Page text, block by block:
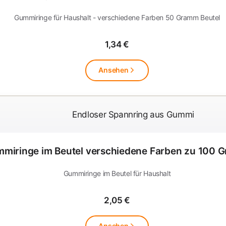
Gummiringe für Haushalt - verschiedene Farben 50 Gramm Beutel
1,34 €
Ansehen
im Beutel verschiedene Farben zu 100
Gummiringe im Beutel für Haushalt
2,05 €